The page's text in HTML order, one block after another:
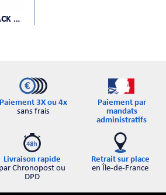
ADAPTATEUR MINI JACK STÉRÉO FEMELLE VERS JACK STÉRÉO MÂLE
Paiement 3X ou 4x
sans frais
Paiement par
mandats
administratifs
Livraison rapide
par Chronopost ou
DPD
Retrait sur place
en Île-de-France